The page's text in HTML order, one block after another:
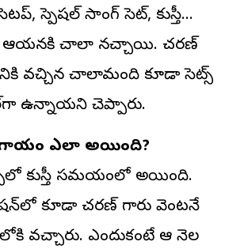
స్పెషల్ సాంగ్ సెట్, కుస్తీ…
ఆయనకి చాలా నచ్చాయి. చరణ్
వచ్చిన చాలామంది కూడా సెట్స్
ఉన్నాయని చెప్పారు.
ఎలా అయింది?
కుస్తీ సమయంలో అయింది.
కూడా చరణ్ గారు వెంటనే
వచ్చారు. ఎందుకంటే ఆ నెల